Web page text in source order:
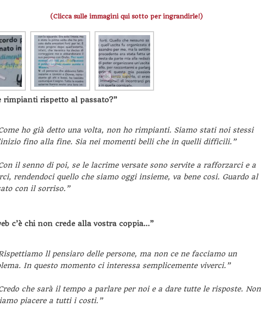
(Clicca sulle immagini qui sotto per ingrandirle!)
rimpianti rispetto al passato?”
ho già detto una volta, non ho rimpianti. Siamo stati noi stessi
fino alla fine. Sia nei momenti belli che in quelli difficili.”
il senno di poi, se le lacrime versate sono servite a rafforzarci e a
rendendoci quello che siamo oggi insieme, va bene cosi. Guardo al
con il sorriso.”
c’è chi non crede alla vostra coppia…”
ll pensiaro delle persone, ma non ce ne facciamo un
In questo momento ci interessa semplicemente viverci.”
che sarà il tempo a parlare per noi e a dare tutte le risposte. Non
piacere a tutti i costi.”